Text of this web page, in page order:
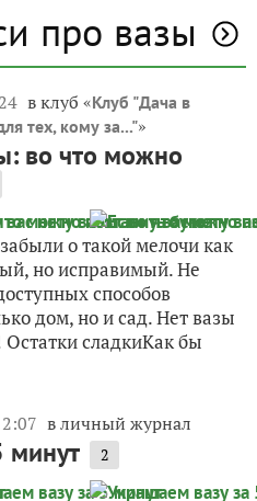
про вазы
в клуб «Клуб "Дача в
тех, кому за..."»
во что можно
о такой мелочи как
но исправимый. Не
способов
дом, но и сад. Нет вазы
сладкиКак бы
в личный журнал
минут 2